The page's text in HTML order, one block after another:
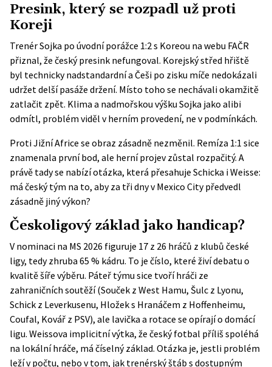
Presink, který se rozpadl už proti
Koreji
Trenér Sojka po úvodní porážce 1:2 s Koreou na webu FAČR
přiznal, že český presink nefungoval. Korejský střed hřiště
byl technicky nadstandardní a Češi po zisku míče nedokázali
udržet delší pasáže držení. Místo toho se nechávali okamžitě
zatlačit zpět. Klima a nadmořskou výšku Sojka jako alibi
odmítl, problém viděl v herním provedení, ne v podmínkách.
Proti Jižní Africe se obraz zásadně nezměnil. Remíza 1:1 sice
znamenala první bod, ale herní projev zůstal rozpačitý. A
právě tady se nabízí otázka, která přesahuje Schicka i Weisse:
má český tým na to, aby za tři dny v Mexico City předvedl
zásadně jiný výkon?
Českoligový základ jako handicap?
V nominaci na MS 2026 figuruje 17 z 26 hráčů z klubů české
ligy, tedy zhruba 65 % kádru. To je číslo, které živí debatu o
kvalitě šíře výběru. Páteř týmu sice tvoří hráči ze
zahraničních soutěží (Souček z West Hamu, Šulc z Lyonu,
Schick z Leverkusenu, Hložek s Hranáčem z Hoffenheimu,
Coufal, Kovář z PSV), ale lavička a rotace se opírají o domácí
ligu. Weissova implicitní výtka, že český fotbal příliš spoléhá
na lokální hráče, má číselný základ. Otázka je, jestli problém
leží v počtu, nebo v tom, jak trenérský štáb s dostupným